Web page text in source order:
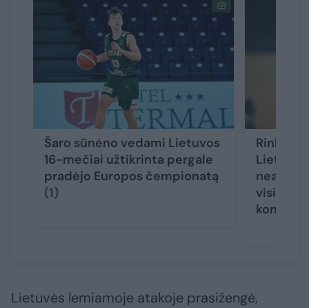
Šaro sūnėno vedami Lietuvos
16-mečiai užtikrinta pergale
pradėjo Europos čempionatą
(1)
visiems
Lietuvės lemiamoje atakoje prasižengė,